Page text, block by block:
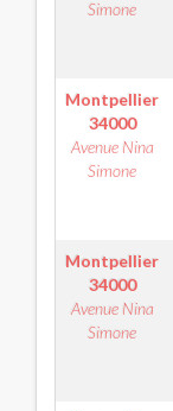
Simone
Montpellier
34000
Avenue Nina
Simone
Montpellier
34000
Avenue Nina
Simone